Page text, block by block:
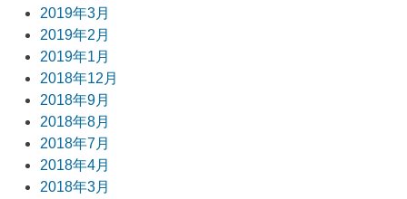
2019年3月
2019年2月
2019年1月
2018年12月
2018年9月
2018年8月
2018年7月
2018年4月
2018年3月